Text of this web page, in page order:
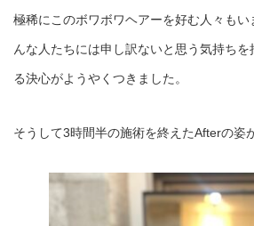
極稀にこのボワボワヘアーを好む人々も
んな人たちには申し訳ないと思う気持ち
る決心がようやくつきました。
そうして3時間半の施術を終えたAfterの姿